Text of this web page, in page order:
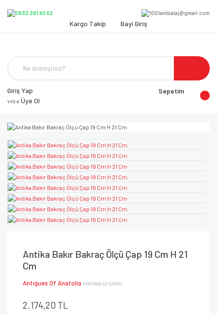
Kargo Takip Bayi Giriş
Giriş Yap
veya Üye Ol
Sepetim
Antika Bakır Bakraç Ölçü Çap 19 Cm H 21
Cm
Antigues Of Anatolia markalı ürünler
2.174,20 TL